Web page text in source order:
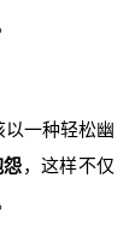
一种轻松幽
怨，这样不仅